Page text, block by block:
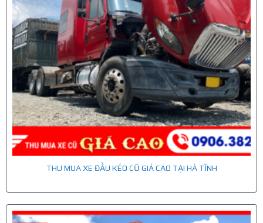
THU MUA XE ĐẦU KÉO CŨ GIÁ CAO TẠI HÀ TĨNH